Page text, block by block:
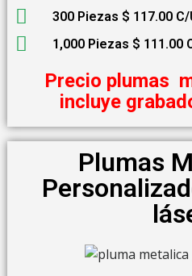
300 Piezas $ 117.00 C/
1,000 Piezas $ 111.00
Precio plumas
incluye
Plumas